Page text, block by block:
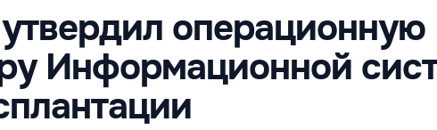
операционную
Информационной